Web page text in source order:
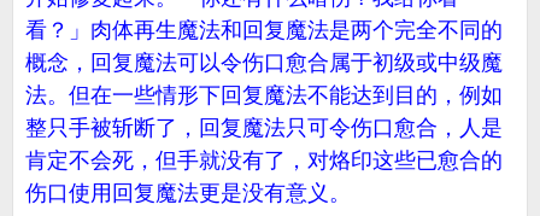
看？」肉体再生魔法和回复魔法是两个完全不同的
概念，回复魔法可以令伤口愈合属于初级或中级魔
法。但在一些情形下回复魔法不能达到目的，例如
整只手被斩断了，回复魔法只可令伤口愈合，人是
肯定不会死，但手就没有了，对烙印这些已愈合的
伤口使用回复魔法更是没有意义。